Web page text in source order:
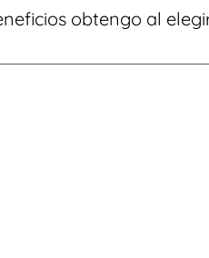
por reflujo, hígado graso,
con servicios avanzados
obtengo al
ofrecemos atención